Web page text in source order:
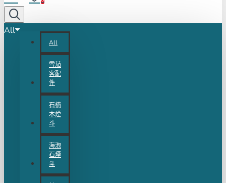
All
All
雪茄
客配
件
石楠
木煙
斗
海泡
石煙
斗